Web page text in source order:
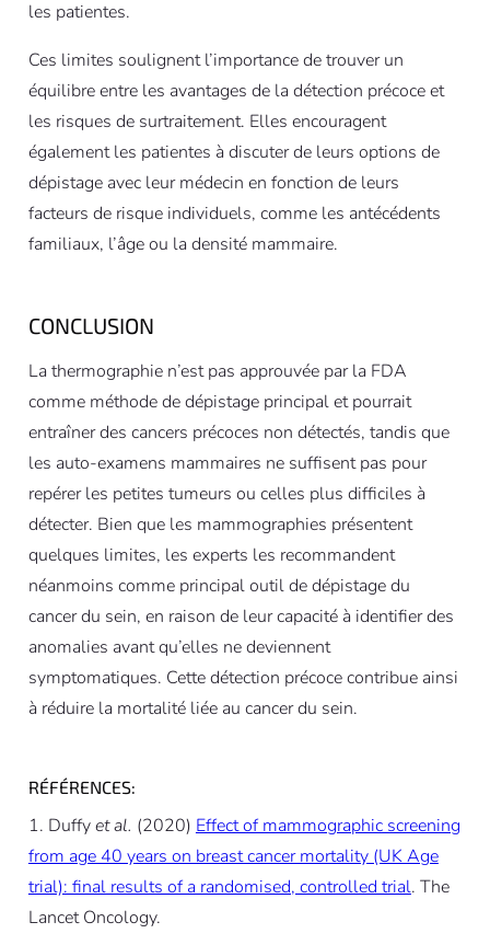
les patientes.
Ces limites soulignent l’importance de trouver un
équilibre entre les avantages de la détection précoce et
les risques de surtraitement. Elles encouragent
également les patientes à discuter de leurs options de
dépistage avec leur médecin en fonction de leurs
facteurs de risque individuels, comme les antécédents
familiaux, l’âge ou la densité mammaire.
CONCLUSION
La thermographie n’est pas approuvée par la FDA
comme méthode de dépistage principal et pourrait
entraîner des cancers précoces non détectés, tandis que
les auto-examens mammaires ne suffisent pas pour
repérer les petites tumeurs ou celles plus difficiles à
détecter. Bien que les mammographies présentent
quelques limites, les experts les recommandent
néanmoins comme principal outil de dépistage du
cancer du sein, en raison de leur capacité à identifier des
anomalies avant qu’elles ne deviennent
symptomatiques. Cette détection précoce contribue ainsi
à réduire la mortalité liée au cancer du sein.
RÉFÉRENCES:
Duffyet al. (2020) Effect of mammographic screening
from age 40 years on breast cancer mortality (UK Age
trial): final results of a randomised, controlled trial. The
Lancet Oncology.